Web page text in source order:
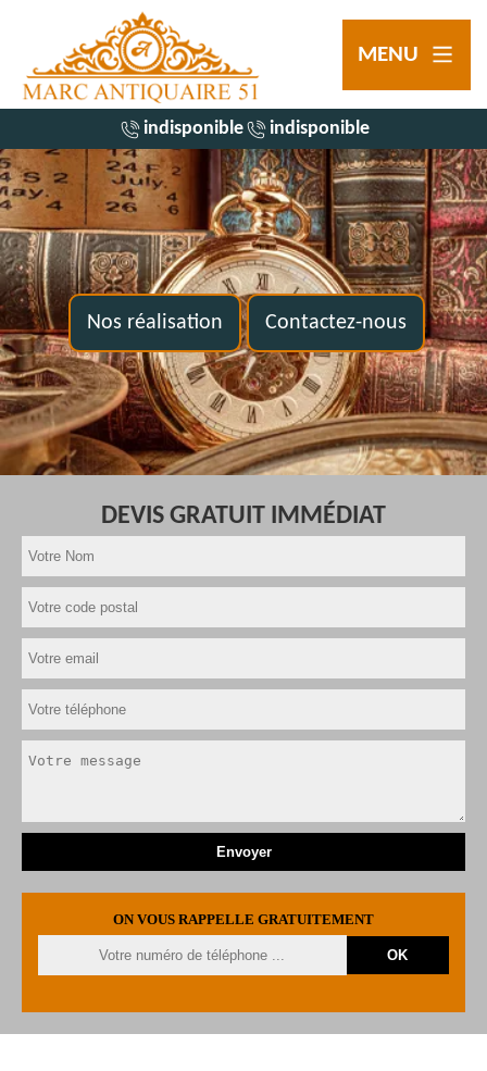
MENU
indisponible indisponible
Nos réalisation Contactez-nous
DEVIS GRATUIT IMMÉDIAT
ON VOUS RAPPELLE GRATUITEMENT